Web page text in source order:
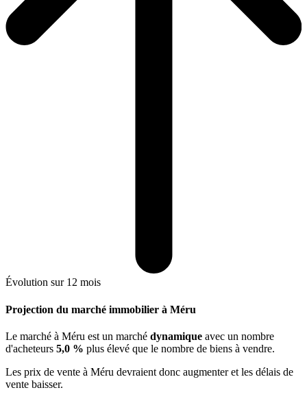
Évolution sur 12 mois
Projection du marché immobilier à Méru
Le marché à Méru est un marché dynamique avec un nombre
d'acheteurs 5,0 % plus élevé que le nombre de biens à vendre.
Les prix de vente à Méru devraient donc augmenteret les délais de
vente baisser.